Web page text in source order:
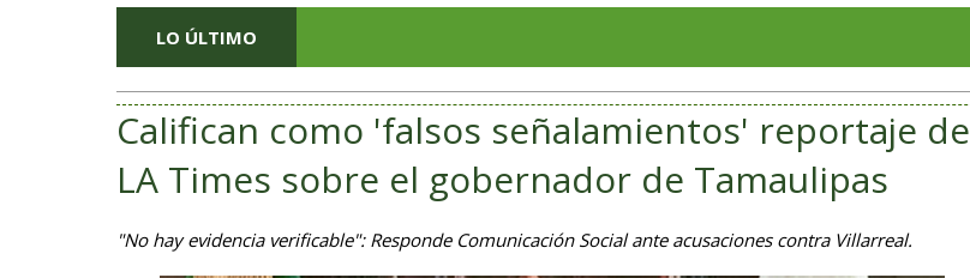
LO ÚLTIMO
Califican como 'falsos señalamientos' reportaje de
LA Times sobre el gobernador de Tamaulipas
"No hay evidencia verificable": Responde Comunicación Social ante acusaciones contra Villarreal.